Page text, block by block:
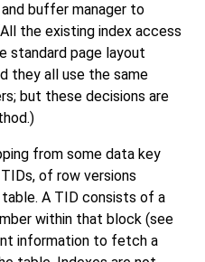
buffer manager to
the existing index access
standard page layout
they all use the same
but these decisions are
from some data key
TIDs, of row versions
A TID consists of a
within that block (see
information to fetch a